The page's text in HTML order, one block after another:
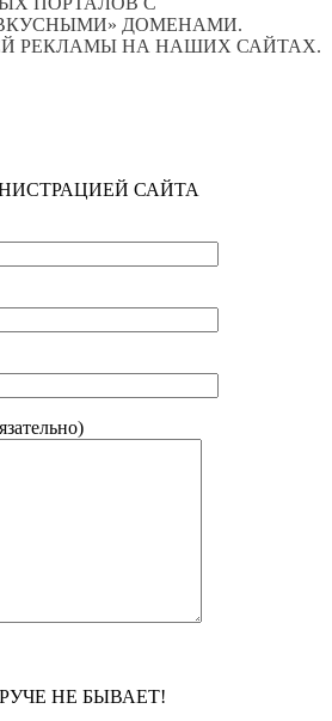
ДОМЕНАМИ.
РЕКЛАМЫ НА НАШИХ САЙТАХ.
САЙТА
НЕ БЫВАЕТ!